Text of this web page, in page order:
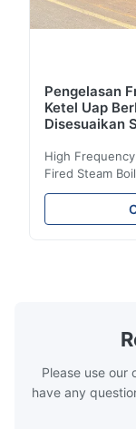
Pengelasan
Ketel Uap
Disesuaikan
High
Fired Steam
Coil Boiler
the energy
reduce the
boilers is
range of
Please use our
have any